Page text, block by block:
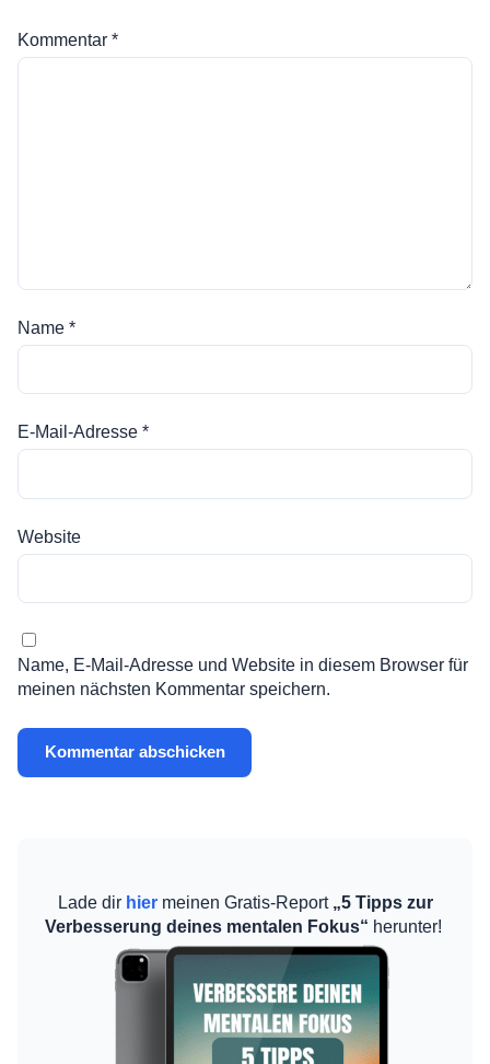
Kommentar *
Name *
E-Mail-Adresse *
Website
Name, E-Mail-Adresse und Website in diesem Browser für
meinen nächsten Kommentar speichern.
Lade dir hiermeinen Gratis-Report„5 Tipps zur
Verbesserung deines mentalen Fokus“ herunter!